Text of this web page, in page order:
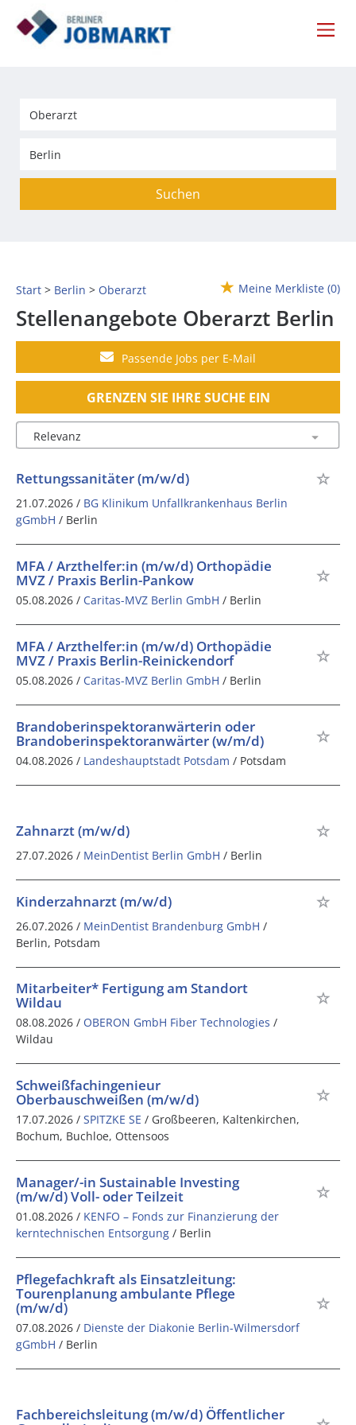
Suchen
Start Berlin Oberarzt Meine Merkliste (0)
Stellenangebote Oberarzt Berlin
Passende Jobs per E-Mail
GRENZEN SIE IHRE SUCHE EIN
Rettungssanitäter (m/w/d)
21.07.2026 / BG Klinikum Unfallkrankenhaus Berlin
gGmbH / Berlin
MFA / Arzthelfer:in (m/w/d) Orthopädie
MVZ / Praxis Berlin-Pankow
05.08.2026 / Caritas-MVZ Berlin GmbH / Berlin
MFA / Arzthelfer:in (m/w/d) Orthopädie
MVZ / Praxis Berlin-Reinickendorf
05.08.2026 / Caritas-MVZ Berlin GmbH / Berlin
Brandoberinspektoranwärterin oder
Brandoberinspektoranwärter (w/m/d)
04.08.2026 / Landeshauptstadt Potsdam / Potsdam
Zahnarzt (m/w/d)
27.07.2026 / MeinDentist Berlin GmbH / Berlin
Kinderzahnarzt (m/w/d)
26.07.2026 / MeinDentist Brandenburg GmbH /
Berlin, Potsdam
Mitarbeiter* Fertigung am Standort
Wildau
08.08.2026 / OBERON GmbH Fiber Technologies /
Wildau
Schweißfachingenieur
Oberbauschweißen (m/w/d)
17.07.2026 / SPITZKE SE / Großbeeren, Kaltenkirchen,
Bochum, Buchloe, Ottensoos
Manager/-in Sustainable Investing
(m/w/d) Voll- oder Teilzeit
01.08.2026 / KENFO – Fonds zur Finanzierung der
kerntechnischen Entsorgung / Berlin
Pflegefachkraft als Einsatzleitung:
Tourenplanung ambulante Pflege
(m/w/d)
07.08.2026 / Dienste der Diakonie Berlin-Wilmersdorf
gGmbH / Berlin
Fachbereichsleitung (m/w/d) Öffentlicher